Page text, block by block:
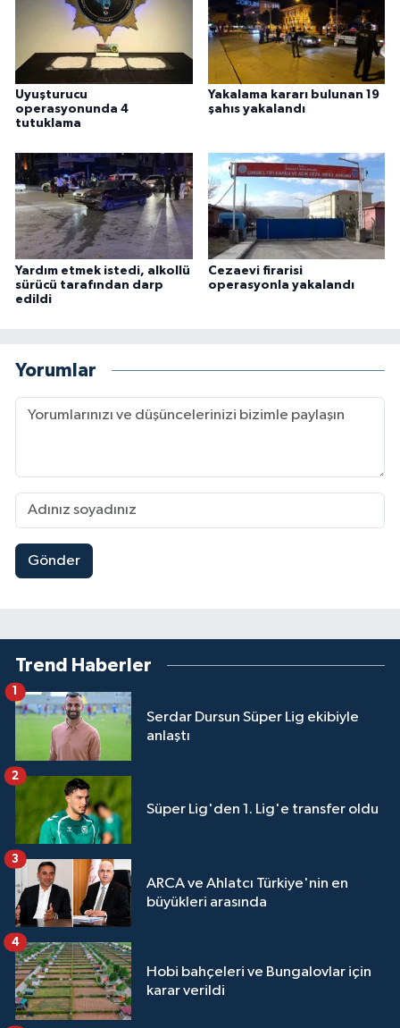
Uyuşturucu
operasyonunda 4
tutuklama
Yakalama kararı bulunan 19
şahıs yakalandı
Yardım etmek istedi, alkollü
sürücü tarafından darp
edildi
Cezaevi firarisi
operasyonla yakalandı
Yorumlar
Gönder
Trend Haberler
Serdar Dursun Süper Lig ekibiyle
anlaştı
Süper Lig'den 1. Lig'e transfer oldu
2
ARCA ve Ahlatcı Türkiye'nin en
büyükleri arasında
3
Hobi bahçeleri ve Bungalovlar için
karar verildi
4